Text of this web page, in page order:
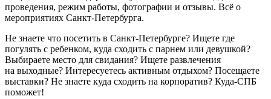
проведения, режим работы, фотографии и отзывы. Всё о
мероприятиях Санкт-Петербурга.
Не знаете что посетить в Санкт-Петербурге? Ищете где
погулять с ребенком, куда сходить с парнем или девушкой?
Выбираете место для свидания? Ищете развлечения
на выходные? Интересуетесь активным отдыхом? Посещаете
выставки? Не знаете куда сходить на корпоратив? Куда-СПБ
поможет!